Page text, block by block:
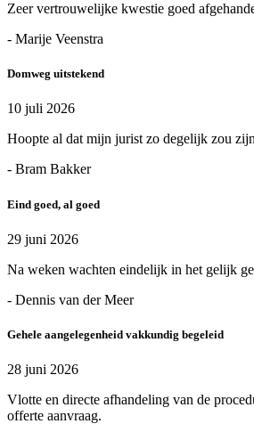
Zeer vertrouwelijke kwestie goed
- Marije Veenstra
Domweg uitstekend
10 juli 2026
Hoopte al dat mijn jurist zo degelijk zou
- Bram Bakker
Eind goed, al goed
29 juni 2026
Na weken wachten eindelijk in het gelijk
- Dennis van der Meer
Gehele aangelegenheid vakkundig begeleid
28 juni 2026
Vlotte en directe afhandeling van de
offerte aanvraag.